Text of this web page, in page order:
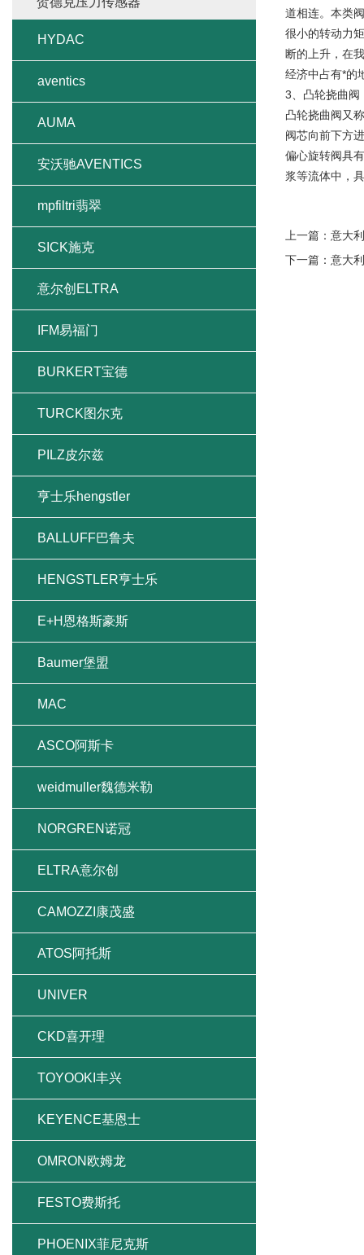
道相连。本类
很小的转动力
断的上升，在
经济中占有*的
3、凸轮挠曲阀
凸轮挠曲阀又
阀芯向前下方
偏心旋转阀具
浆等流体中，
上一篇： 意大
下一篇： 意大
HYDAC
aventics
AUMA
安沃驰AVENTICS
mpfiltri翡翠
SICK施克
意尔创ELTRA
IFM易福门
BURKERT宝德
TURCK图尔克
PILZ皮尔兹
亨士乐hengstler
BALLUFF巴鲁夫
HENGSTLER亨士乐
E+H恩格斯豪斯
Baumer堡盟
MAC
ASCO阿斯卡
weidmuller魏德米勒
NORGREN诺冠
ELTRA意尔创
CAMOZZI康茂盛
ATOS阿托斯
UNIVER
CKD喜开理
TOYOOKI丰兴
KEYENCE基恩士
OMRON欧姆龙
FESTO费斯托
PHOENIX菲尼克斯